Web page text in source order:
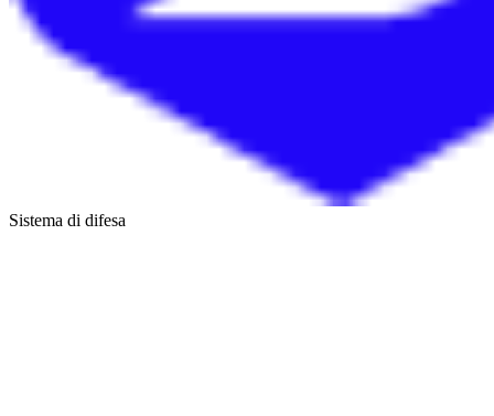
Sistema di difesa